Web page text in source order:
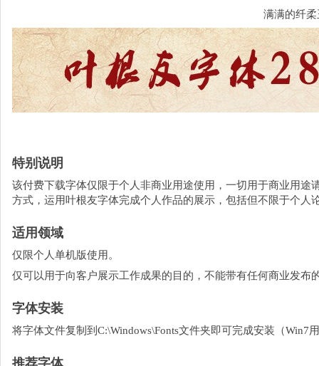
满满的纤
特别说明
该付费下载字体仅限于个人非商业用途使用，一切用于商业用
方式，运用叶根友字体完成个人作品的展示，包括但不限于个人
适用领域
仅限个人单机版使用。
仅可以用于向客户展示工作成果的目的，不能带有任何商业发布
字体安装
将字体文件复制到C:\Windows\Fonts文件夹即可完成安装（Win7
推荐字体